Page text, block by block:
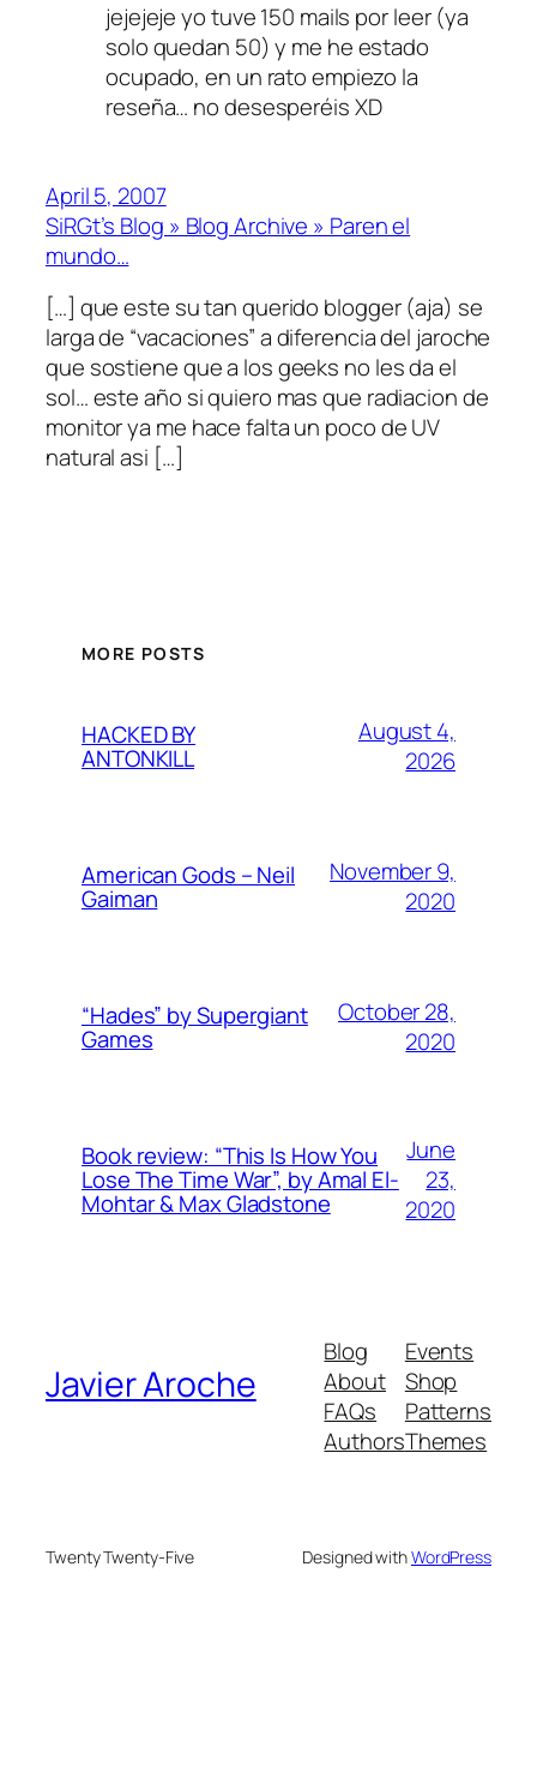
jejejeje yo tuve 150 mails por leer (ya
solo quedan 50) y me he estado
ocupado, en un rato empiezo la
reseña… no desesperéis XD
April 5, 2007
SiRGt’s Blog » Blog Archive » Paren el
mundo…
[…] que este su tan querido blogger (aja) se
larga de “vacaciones” a diferencia del jaroche
que sostiene que a los geeks no les da el
sol… este año si quiero mas que radiacion de
monitor ya me hace falta un poco de UV
natural asi […]
MORE POSTS
HACKED BY
ANTONKILL
August 4,
2026
American Gods – Neil
Gaiman
November 9,
2020
“Hades” by Supergiant
Games
October 28,
2020
Book review: “This Is How You
Lose The Time War”, by Amal El-
Mohtar & Max Gladstone
June
23,
2020
Javier Aroche
Blog
About
FAQs
Authors
Events
Shop
Patterns
Themes
Twenty Twenty-Five Designed withWordPress